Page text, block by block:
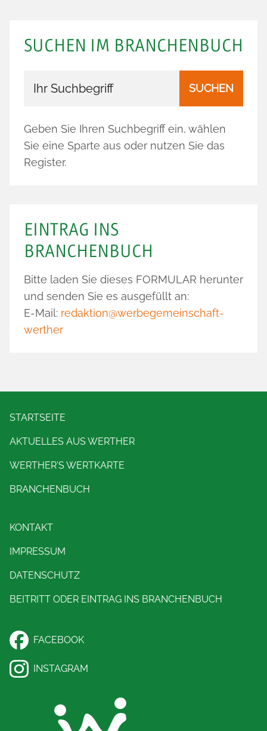
SUCHEN IM BRANCHENBUCH
SUCHEN
Geben Sie Ihren Suchbegriff ein, wählen
Sie eine Sparte aus oder nutzen Sie das
Register.
EINTRAG INS
BRANCHENBUCH
Bitte laden Sie dieses FORMULAR herunter
und senden Sie es ausgefüllt an:
E-Mail: redaktion@werbegemeinschaft-
werther
STARTSEITE
AKTUELLES AUS WERTHER
WERTHER'S WERTKARTE
BRANCHENBUCH
KONTAKT
IMPRESSUM
DATENSCHUTZ
BEITRITT ODER EINTRAG INS BRANCHENBUCH
FACEBOOK
INSTAGRAM